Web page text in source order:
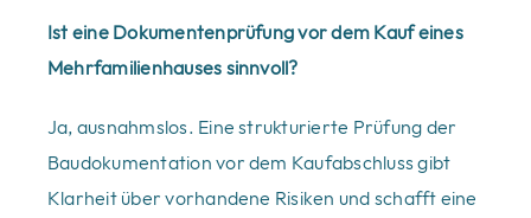
Ist eine Dokumentenprüfung vor dem Kauf eines
Mehrfamilienhauses sinnvoll?
Ja, ausnahmslos. Eine strukturierte Prüfung der
Baudokumentation vor dem Kaufabschluss gibt
Klarheit über vorhandene Risiken und schafft eine